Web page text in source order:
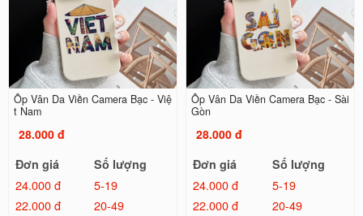
Ốp Vân Da Viền Camera Bạc - Việ
t Nam
28.000 đ
Đơn giá
Số lượng
24.000 đ
5-19
22.000 đ
20-49
Ốp Vân Da Viền Camera Bạc - Sài
Gòn
28.000 đ
Đơn giá
Số lượng
24.000 đ
5-19
22.000 đ
20-49